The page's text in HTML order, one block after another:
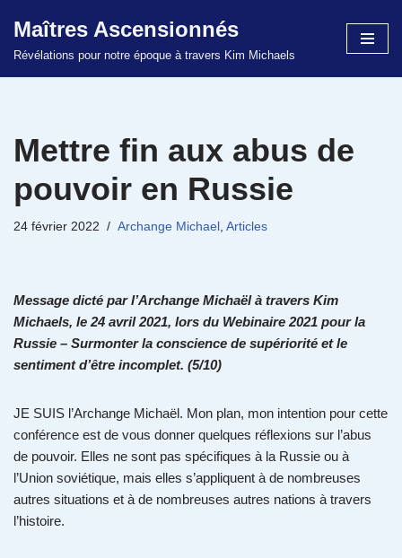
Aller
Maîtres Ascensionnés
Révélations pour notre époque à travers Kim Michaels
Mettre fin aux abus de
pouvoir en Russie
24 février 2022 Archange Michael , Articles
Message dicté par l’Archange Michaël à travers Kim
Michaels, le 24 avril 2021, lors du Webinaire 2021 pour la
Russie – Surmonter la conscience de supériorité et le
sentiment d’être incomplet. (5/10)
JE SUIS l’Archange Michaël. Mon plan, mon intention pour cette
conférence est de vous donner quelques réflexions sur l’abus
de pouvoir. Elles ne sont pas spécifiques à la Russie ou à
l’Union soviétique, mais elles s’appliquent à de nombreuses
autres situations et à de nombreuses autres nations à travers
l’histoire.